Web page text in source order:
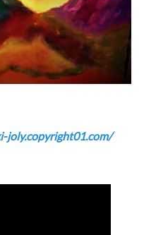
joly.copyright01.com/